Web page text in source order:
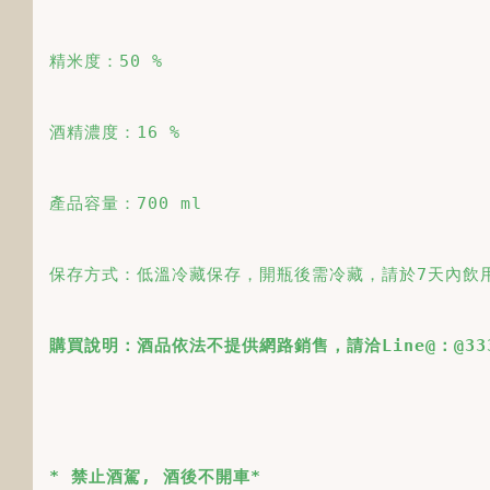
精米度：50 %
酒精濃度：16 %
產品容量：700 ml
保存方式：低溫冷藏保存，開瓶後需冷藏，請於7天內飲
購買說明：酒品依法不提供網路銷售，請洽Line@：
* 禁止酒駕, 酒後不開車*